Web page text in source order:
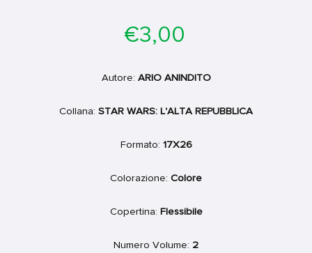
di
€3,00
Autore: ARIO ANINDITO
Collana: STAR WARS: L'ALTA REPUBBLICA
Formato: 17X26
Colorazione: Colore
Copertina: Flessibile
Numero Volume: 2